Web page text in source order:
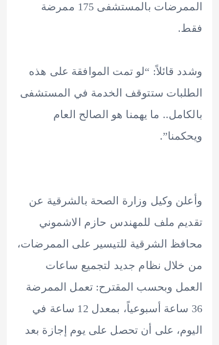
الممرضات بالمستشفى 175 ممرضة
قائلاً: “لو تمت الموافقة على هذه
ستتوقف الخدمة في المستشفى
ما يهمنا هو الصالح العام
وكيل وزارة الصحة بالشرقية عن
ملف للمهندس حازم الاشموني
الشرقية للتيسير على الممرضات،
نظام جديد لتجميع ساعات
وبحسب المقترح: تعمل الممرضة
36 ساعة أسبوعياً، بمعدل 12 ساعة في
على أن تحصل على يوم إجازة بعد